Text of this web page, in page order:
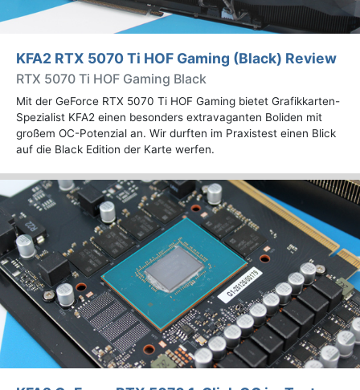
KFA2 RTX 5070 Ti HOF Gaming (Black) Review
RTX 5070 Ti HOF Gaming Black
Mit der GeForce RTX 5070 Ti HOF Gaming bietet Grafikkarten-
Spezialist KFA2 einen besonders extravaganten Boliden mit
großem OC-Potenzial an. Wir durften im Praxistest einen Blick
auf die Black Edition der Karte werfen.